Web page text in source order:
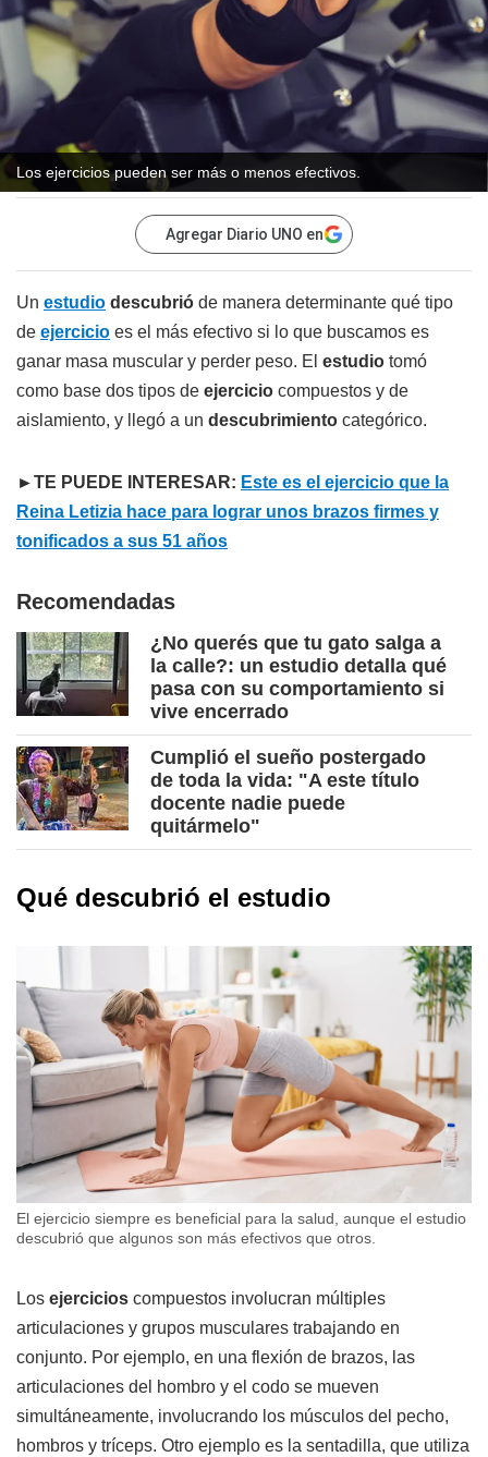
Los ejercicios pueden ser más o menos efectivos.
Agregar Diario UNO en
Un estudio descubrió de manera determinante qué tipo
de ejercicio es el más efectivo si lo que buscamos es
ganar masa muscular y perder peso. El estudio tomó
como base dos tipos de ejercicio compuestos y de
aislamiento, y llegó a un descubrimiento categórico.
►TE PUEDE INTERESAR: Este es el ejercicio que la
Reina Letizia hace para lograr unos brazos firmes y
tonificados a sus 51 años
Recomendadas
¿No querés que tu gato salga a
la calle?: un estudio detalla qué
pasa con su comportamiento si
vive encerrado
Cumplió el sueño postergado
de toda la vida: "A este título
docente nadie puede
quitármelo"
Qué descubrió el estudio
El ejercicio siempre es beneficial para la salud, aunque el estudio
descubrió que algunos son más efectivos que otros.
Los ejercicios compuestos involucran múltiples
articulaciones y grupos musculares trabajando en
conjunto. Por ejemplo, en una flexión de brazos, las
articulaciones del hombro y el codo se mueven
simultáneamente, involucrando los músculos del pecho,
hombros y tríceps. Otro ejemplo es la sentadilla, que utiliza